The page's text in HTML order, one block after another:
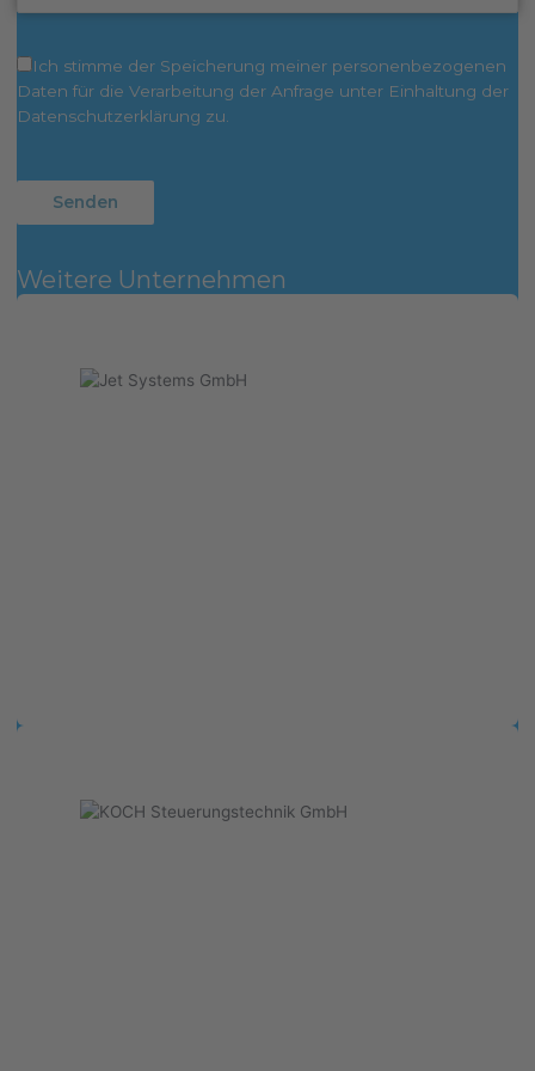
Ich stimme der Speicherung meiner personenbezogenen
Daten für die Verarbeitung der Anfrage unter Einhaltung der
Datenschutzerklärung zu.
Weitere Unternehmen